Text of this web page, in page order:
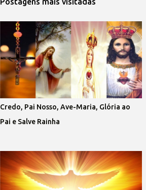
Credo, Pai Nosso, Ave-Maria, Glória ao
Pai e Salve Rainha